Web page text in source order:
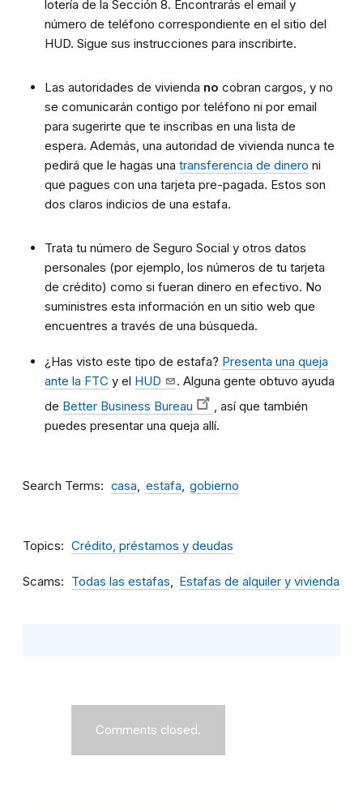
lotería de la Sección 8. Encontrarás el email y
número de teléfono correspondiente en el sitio del
HUD. Sigue sus instrucciones para inscribirte.
Las autoridades de vivienda no cobran cargos, y no
se comunicarán contigo por teléfono ni por email
para sugerirte que te inscribas en una lista de
espera. Además, una autoridad de vivienda nunca te
pedirá que le hagas una transferencia de dinero ni
que pagues con una tarjeta pre-pagada. Estos son
dos claros indicios de una estafa.
Trata tu número de Seguro Social y otros datos
personales (por ejemplo, los números de tu tarjeta
de crédito) como si fueran dinero en efectivo. No
suministres esta información en un sitio web que
encuentres a través de una búsqueda.
¿Has visto este tipo de estafa? Presenta una queja
ante la FTC y el HUD
. Alguna gente obtuvo ayuda
de Better Business Bureau
, así que también
puedes presentar una queja allí.
Search Terms casa estafa gobierno
Topics Crédito, préstamos y deudas
Scams Todas las estafas Estafas de alquiler y vivienda
Comments closed.